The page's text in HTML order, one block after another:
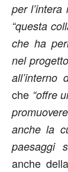
per
“questa
che ha
nel
all’interno
che “offre
anche la
paesaggi
anche della